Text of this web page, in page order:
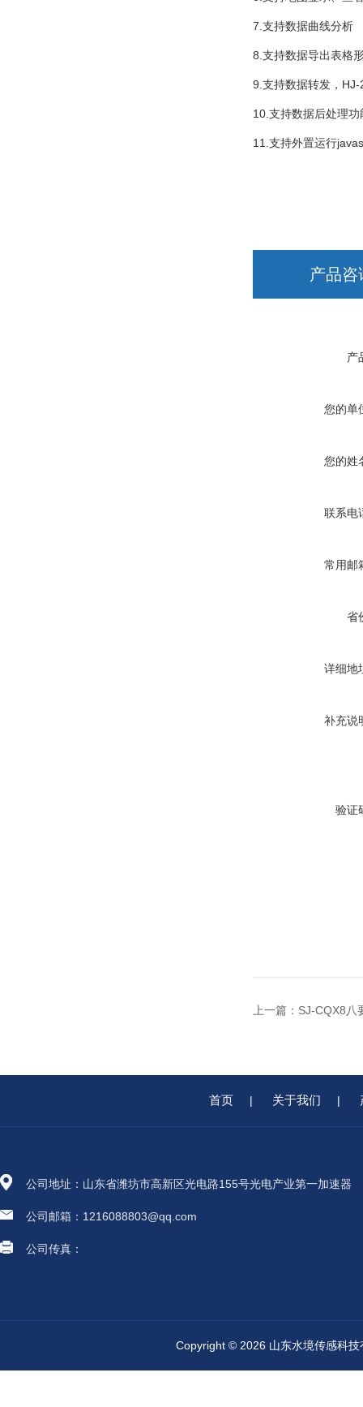
7.支持数据曲线分析
8.支持数据导出表格
9.支持数据转发，
10.支持数据后处理功
11.支持外置运行
产品咨
产
您的单
您的姓
联系电
常用邮
省
详细地
补充说
验证
上一篇： SJ-CQX8八
首页 | 关于我们 |
公司地址：山东省潍坊市高新区光电路155号光电产业第一加速器
公司邮箱：1216088803@qq.com
公司传真：
Copyright © 2026 山东水境传感科